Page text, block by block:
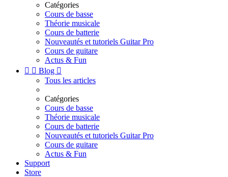
Catégories
Cours de basse
Théorie musicale
Cours de batterie
Nouveautés et tutoriels Guitar Pro
Cours de guitare
Actus & Fun
  Blog 
Tous les articles
Catégories
Cours de basse
Théorie musicale
Cours de batterie
Nouveautés et tutoriels Guitar Pro
Cours de guitare
Actus & Fun
Support
Store